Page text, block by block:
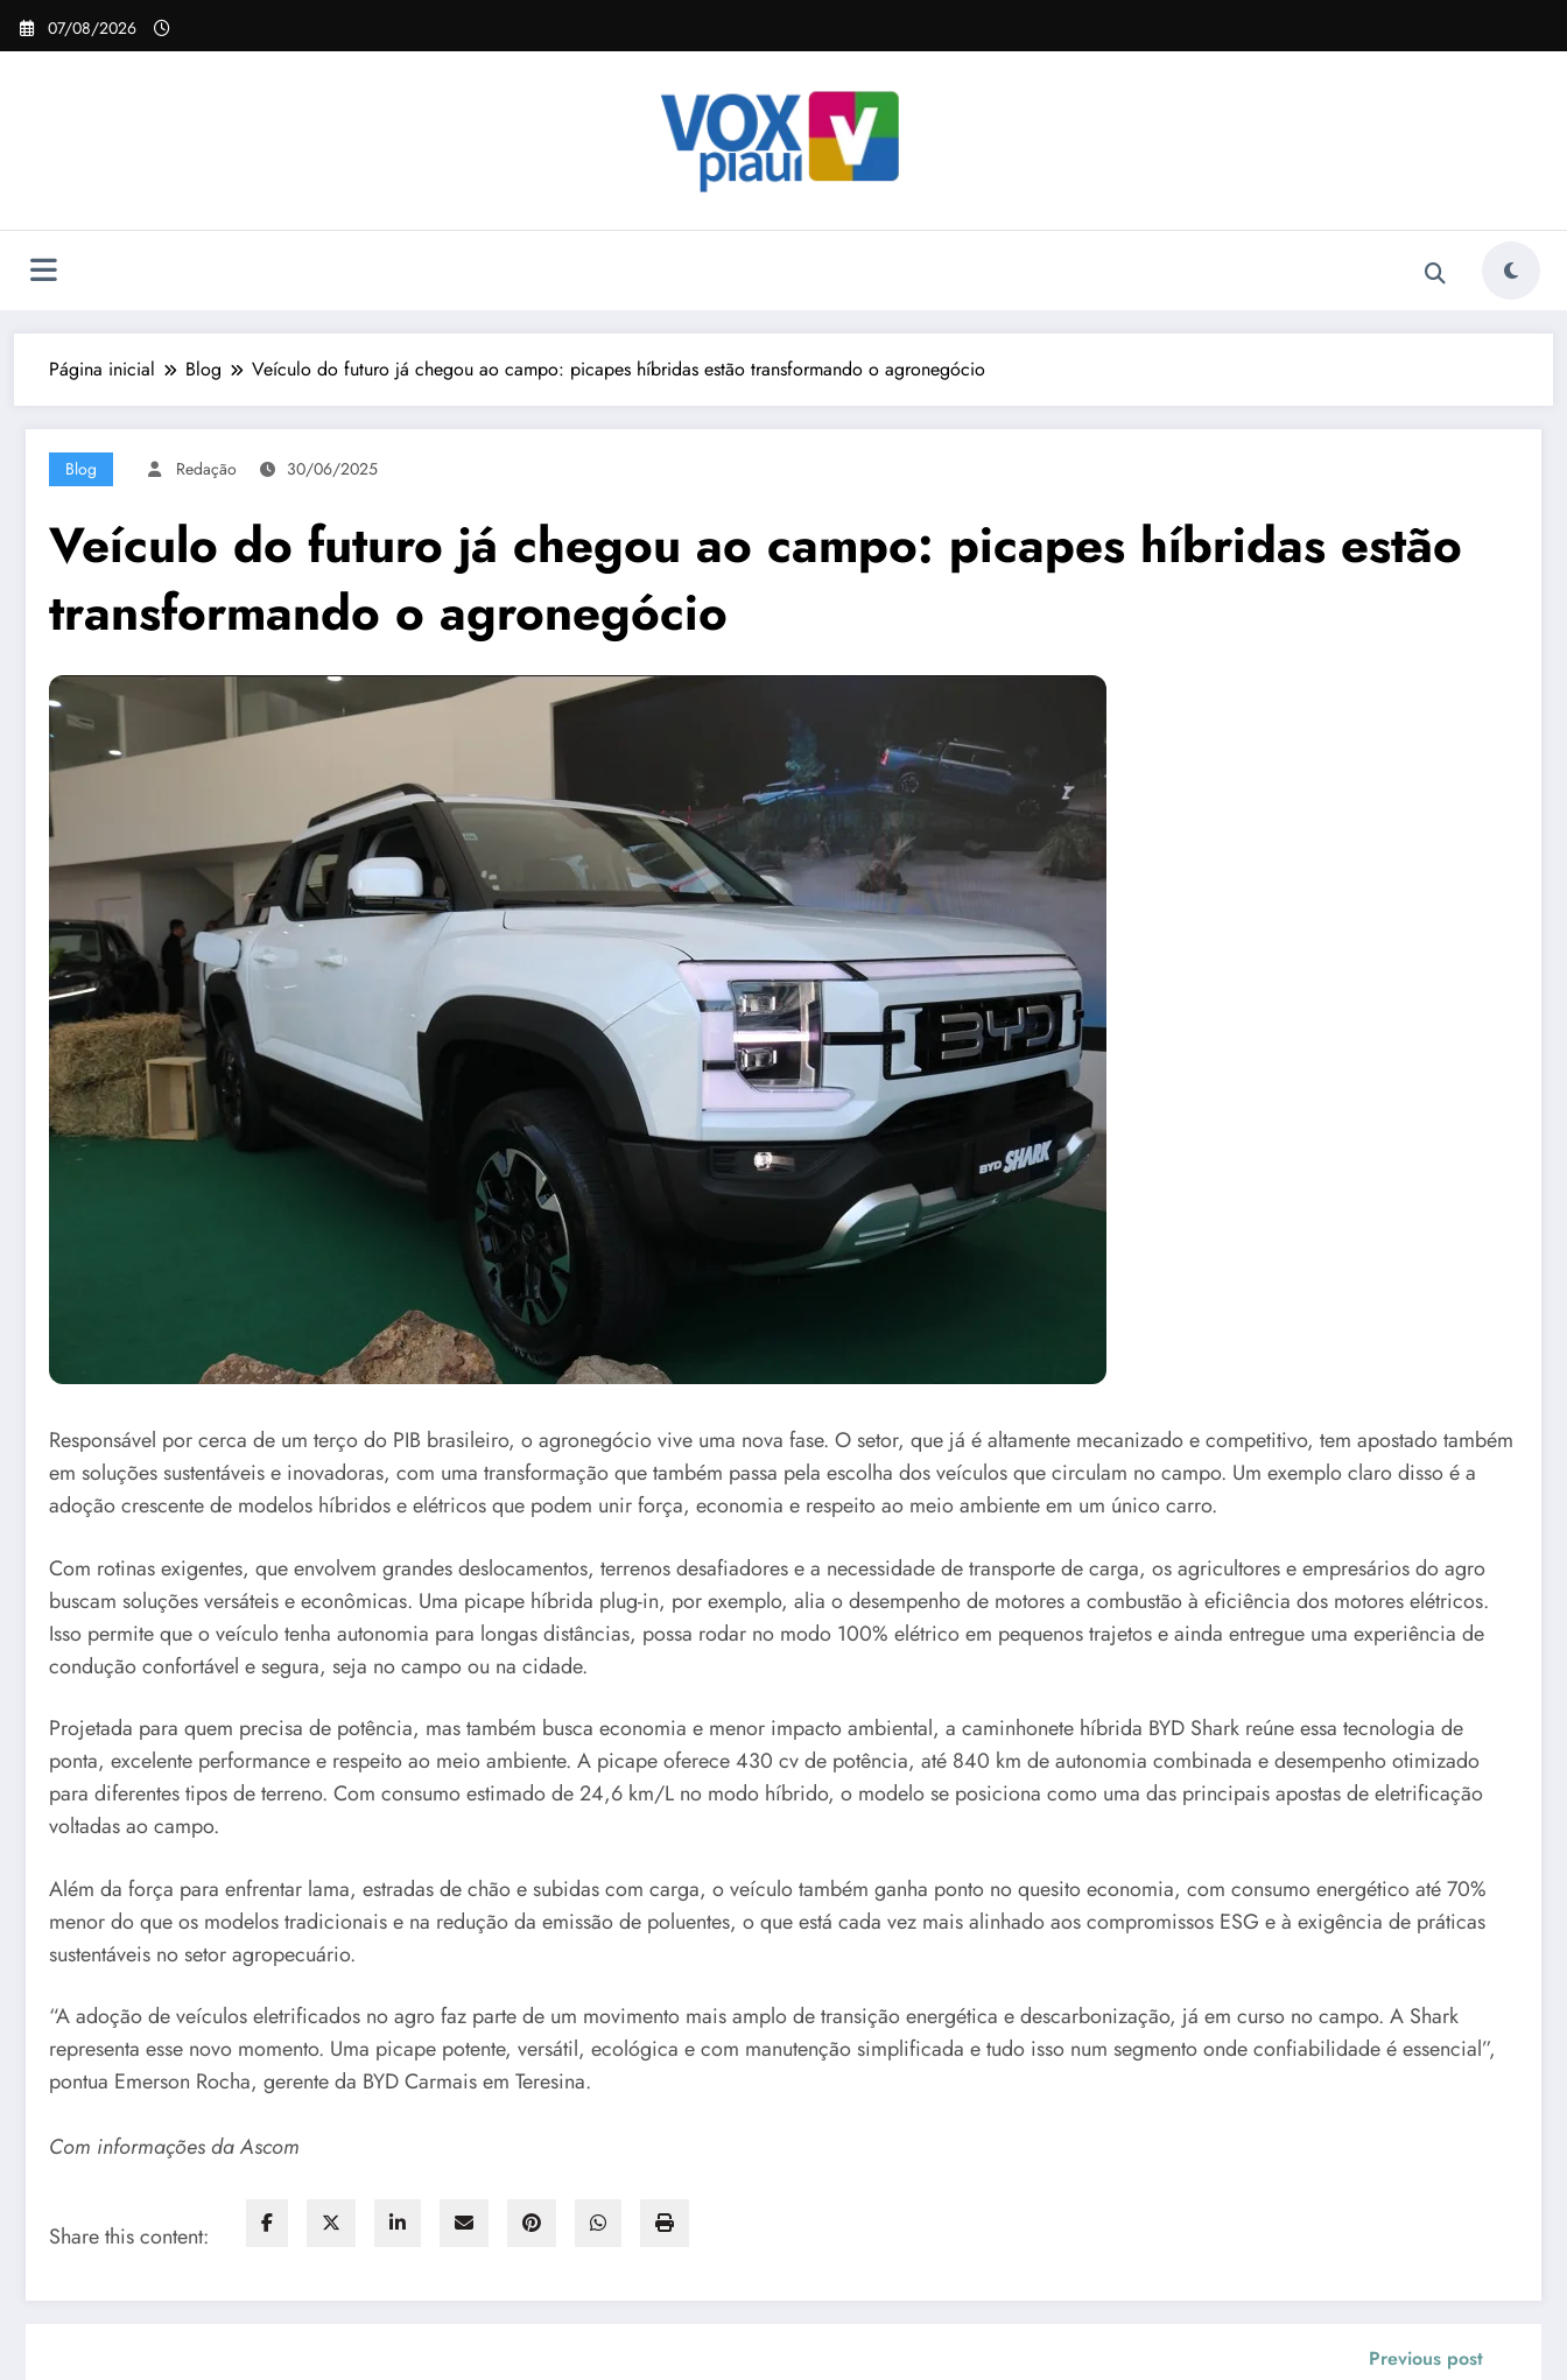
Pular
para
07/08/2026
Página inicial Blog Veículo do futuro já chegou ao campo: picapes híbridas estão transformando o agronegócio
Blog Redação 30/06/2025
Veículo do futuro já chegou ao campo: picapes híbridas estão
transformando o agronegócio
Responsável por cerca de um terço do PIB brasileiro, o agronegócio vive uma nova fase. O setor, que já é altamente mecanizado e competitivo, tem apostado também
em soluções sustentáveis e inovadoras, com uma transformação que também passa pela escolha dos veículos que circulam no campo. Um exemplo claro disso é a
adoção crescente de modelos híbridos e elétricos que podem unir força, economia e respeito ao meio ambiente em um único carro.
Com rotinas exigentes, que envolvem grandes deslocamentos, terrenos desafiadores e a necessidade de transporte de carga, os agricultores e empresários do agro
buscam soluções versáteis e econômicas. Uma picape híbrida plug-in, por exemplo, alia o desempenho de motores a combustão à eficiência dos motores elétricos.
Isso permite que o veículo tenha autonomia para longas distâncias, possa rodar no modo 100% elétrico em pequenos trajetos e ainda entregue uma experiência de
condução confortável e segura, seja no campo ou na cidade.
Projetada para quem precisa de potência, mas também busca economia e menor impacto ambiental, a caminhonete híbrida BYD Shark reúne essa tecnologia de
ponta, excelente performance e respeito ao meio ambiente. A picape oferece 430 cv de potência, até 840 km de autonomia combinada e desempenho otimizado
para diferentes tipos de terreno. Com consumo estimado de 24,6 km/L no modo híbrido, o modelo se posiciona como uma das principais apostas de eletrificação
voltadas ao campo.
Além da força para enfrentar lama, estradas de chão e subidas com carga, o veículo também ganha ponto no quesito economia, com consumo energético até 70%
menor do que os modelos tradicionais e na redução da emissão de poluentes, o que está cada vez mais alinhado aos compromissos ESG e à exigência de práticas
sustentáveis no setor agropecuário.
“A adoção de veículos eletrificados no agro faz parte de um movimento mais amplo de transição energética e descarbonização, já em curso no campo. A Shark
representa esse novo momento. Uma picape potente, versátil, ecológica e com manutenção simplificada e tudo isso num segmento onde confiabilidade é essencial”,
pontua Emerson Rocha, gerente da BYD Carmais em Teresina.
Com informações da Ascom
Share this content:
Previous post